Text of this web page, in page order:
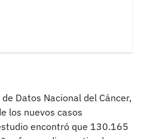
Datos Nacional del Cáncer,
los nuevos casos
encontró que 130.165